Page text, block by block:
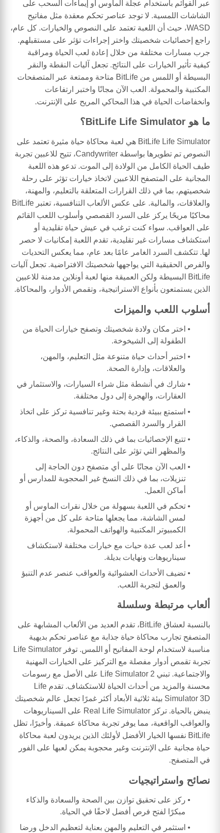
عبر القوائم باستخدام عجلة الماوس أو إيماءات السحب على
الشاشات اللمسية. لا توجد عناصر تحكم معقدة مثل مفاتيح
WASD، حيث أن اللعبة تعتمد على النصوص والخيارات. كل عام،
راجع إحصائيات شخصيتك واختر إجراءات تؤثر على مستقبلهم.
جرب مسارات مختلفة من خلال إعادة لعب الحياة ومراقبة
كيفية تأثير الخيارات على النتائج. تجعل آليات النقطة والنقر
البسيطة أو اللمس من BitLife متاحة وممتعة عبر المتصفحات
المكتبية والمحمولة. العب الآن مجانًا واختبر ارتفاعات
وانخفاضات الحياة في هذا المحاكي المريح على الإنترنت.
ما هو BitLife Life Simulator؟
BitLife Life Simulator هي لعبة محاكاة حياة مثيرة تعتمد على
النصوص تم تطويرها بواسطة Candywriter، تتيح للاعبين تجربة
طيف الحياة الكامل من الولادة إلى الموت. تدعو هذه اللعبة
المجانية على المتصفح اللاعبين لاتخاذ خيارات تؤثر على رحلة
شخصيتهم، بما في ذلك القرارات المتعلقة بالتعليم، والمهنة،
والعلاقات، والمالية. على عكس الألعاب التنافسية، تعتبر BitLife
محاكيًا مريحًا يركز على السرد القصصي وأسلوب اللعب القائم
على العواقب. سواء كنت ترغب في عيش حياة تقليدية أو
استكشاف مسارات غير تقليدية، تقدم اللعبة إمكانيات لا حصر
لها. تتكشف السرد الغامر عامًا بعد عام، مما يعكس التحديات
والفرص الحقيقية التي يواجهها شخصيتك الافتراضية. تجعل آليات
BitLife البسيطة ولكن العميقة منها لعبة أونلاين مدمنة للاعبين
الذين يستمتعون بأنواع الاستراتيجية، وتقمص الأدوار، والمحاكاة.
أسلوب اللعب والميزات
اختر مكان ولادة شخصيتك وتصفح خيارات الحياة من
الطفولة إلى الشيخوخة.
اختبر أحداث حياة متنوعة مثل التعليم، والمهن،
والعلاقات، وإدارة الصحة.
شارك في أنشطة مثل شراء السيارات، والاستثمار في
العقارات، والهجرة إلى دول مختلفة.
استمتع ببيئة فردية بحتة وغير تنافسية تركز على اتخاذ
القرار والسرد القصصي.
تتبع الإحصائيات بما في ذلك السعادة، والصحة، والذكاء،
والمظهر التي تؤثر على النتائج.
العب الآن مجانًا على أي متصفح دون الحاجة إلى
تنزيلات، بما في ذلك النسخ غير المحجوبة للمدارس أو
أماكن العمل.
تحكم في اللعبة بسهولة من خلال نقرات الماوس أو
لمس الشاشة، مما يجعلها متاحة على كل من أجهزة
الكمبيوتر المكتبية والهواتف المحمولة.
أعد لعب عدة حيات مع خيارات مختلفة لاستكشاف
سيناريوهات ونهايات بديلة.
تضيف الأحداث العشوائية والعواقب عنصر عدم التنبؤ
والعمق لتجربة اللعب.
ألعاب مرتبطة وسلسلة
بالنسبة لعشاق BitLife، تقدم العديد من الألعاب المشابهة على
المتصفح تجارب محاكاة حياة جذابة مع عناصر تحكم بديهية
مناسبة لاستخدام لوحة المفاتيح أو اللمس. توفر Life Simulator
تجربة تقمص أدوار مفصلة مع التركيز على الخيارات المهنية
والاجتماعية. تبني Life Simulator 2 على الأصل مع رسومات
محسنة والمزيد من أحداث الحياة للاستكشاف. تقدم Life
Simulator 3D بيئة ثلاثية الأبعاد أكثر غمرًا تجعل عالم شخصيتك
ينبض بالحياة. تركز Real Life Simulator على السيناريوهات
والعواقب الواقعية، مما يوفر تجربة محاكاة عميقة. وأخيرًا، تظل
BitLife نفسها الخيار الأفضل لأولئك الذين يريدون لعبة محاكاة
حياة مجانية على الإنترنت وغير محجوبة يمكن لعبها على الفور
في المتصفح.
نصائح واستراتيجيات
ركز على تحقيق توازن بين الصحة والسعادة والذكاء
مبكرًا لفتح فرص أفضل لاحقًا في الحياة.
استثمر في التعليم والمهن بعناية لتعظيم الدخل ورضا